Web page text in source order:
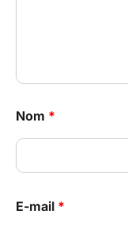
Nom *
E-mail *